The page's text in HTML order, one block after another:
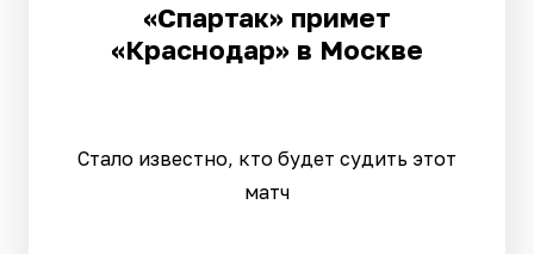
«Спартак» примет
«Краснодар» в Москве
Стало известно, кто будет судить этот
матч